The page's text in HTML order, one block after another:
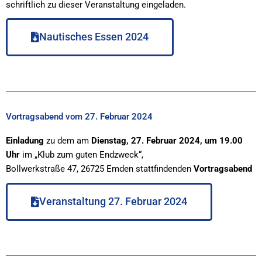
schriftlich zu dieser Veranstaltung eingeladen.
Nautisches Essen 2024
Vortragsabend vom 27. Februar 2024
Einladung zu dem am Dienstag, 27. Februar 2024, um 19.00
Uhr im „Klub zum guten Endzweck“,
Bollwerkstraße 47, 26725 Emden stattfindenden Vortragsabend
Veranstaltung 27. Februar 2024